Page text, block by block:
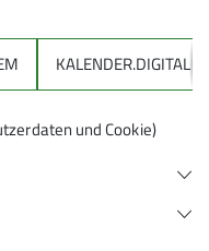
KALENDER.DIGITAL
und Cookie)